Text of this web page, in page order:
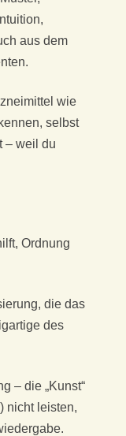
aus dem
wie
selbst
– weil du
Ordnung
die das
des
– die „Kunst“
nicht leisten,